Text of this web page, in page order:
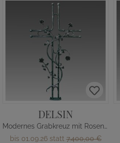
DELSIN
Modernes Grabkreuz mit Rosenranke
bis 01.09.26 statt7.400,00 €